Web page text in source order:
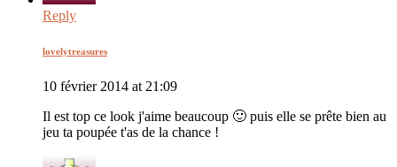
Reply
lovelytreasures
10 février 2014 at 21:09
Il est top ce look j'aime beaucoup 🙂 puis elle se prête bien au
jeu ta poupée t'as de la chance !